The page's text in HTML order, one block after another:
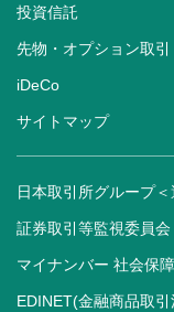
投資信託
先物・オプション取引
iDeCo
サイトマップ
日本取引所グループ
証券取引等監視委員
マイナンバー 社会保
EDINET(金融商品取